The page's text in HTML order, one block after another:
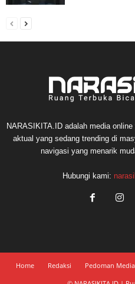
NARASIKITA.ID adalah media
aktual yang sedang trending di
navigasi yang menarik
Hubungi kami:
Home Redaksi Pedoman